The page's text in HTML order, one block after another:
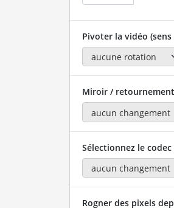
Pivoter la vidéo
Miroir /
Sélectionnez le
Rogner des pixels